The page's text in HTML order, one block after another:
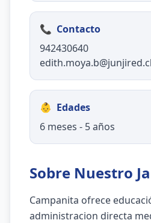
📞 Contacto
942430640
edith.moya.b@junjired.cl
👶 Edades
6 meses - 5 años
Sobre Nuestro
Campanita ofrece
administracion directa